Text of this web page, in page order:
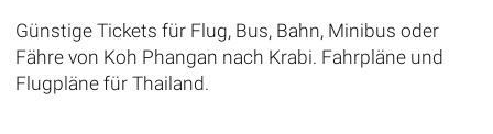
Günstige Tickets für Flug, Bus, Bahn, Minibus oder
Fähre von Koh Phangan nach Krabi. Fahrpläne und
Flugpläne für Thailand.